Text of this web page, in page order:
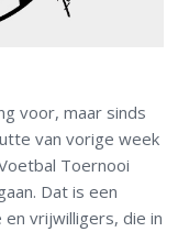
voor, maar sinds
van vorige week
Toernooi
Dat is een
vrijwilligers, die in